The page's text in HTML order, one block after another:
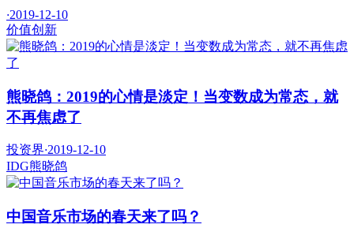
·2019-12-10
价值创新
熊晓鸽：2019的心情是淡定！当变数成为常态，就
不再焦虑了
投资界·2019-12-10
IDG熊晓鸽
中国音乐市场的春天来了吗？